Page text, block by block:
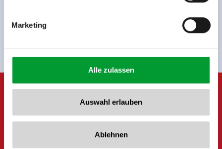
Marketing
Alle zulassen
Auswahl erlauben
Ablehnen
Zurück zur Übersicht